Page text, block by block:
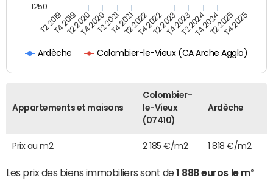
Ardèche Colombier-le-Vieux (CA Arche Agglo)
T2 2019T4 2019T2 2020T4 2020T2 2021T4 2021T2 2022T4 2022T2 2023T4 2023T2 2024T4 2024T2 2025T4 2025
1250
Appartements et maisons
Colombier-
le-Vieux
(07410)
Ardèche
Prix au m2 2 185 €/m2 1 818 €/m2
Les prix des biens immobiliers sont de1 888 euros le m²